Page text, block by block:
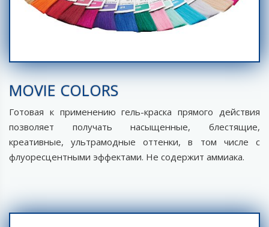
MOVIE COLORS
Готовая к применению гель-краска прямого действия
позволяет получать насыщенные, блестящие,
креативные, ультрамодные оттенки, в том числе с
флуоресцентными эффектами. Не содержит аммиака.